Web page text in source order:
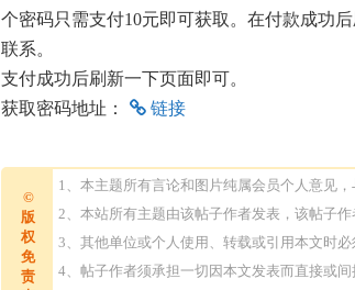
个密码只需支付10元即可获取。在付款成功
联系。
支付成功后刷新一下页面即可。
获取密码地址：
链接
©
版
权
免
责
1、本主题所有言论和图片纯属会员个人意见，
2、本站所有主题由该帖子作者发表，该帖子
3、其他单位或个人使用、转载或引用本文时
4、帖子作者须承担一切因本文发表而直接或